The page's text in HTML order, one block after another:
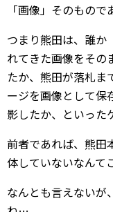
「画像」そのもので
つまり熊田は、誰か
れてきた画像をその
たか、熊田が落札ま
ージを画像として保
影したか、といった
前者であれば、熊田
体していないなんて
なんとも言えないが